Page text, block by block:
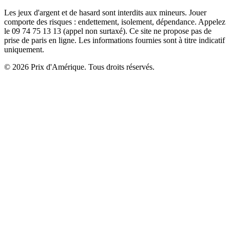
Les jeux d'argent et de hasard sont interdits aux mineurs. Jouer
comporte des risques : endettement, isolement, dépendance. Appelez
le 09 74 75 13 13 (appel non surtaxé). Ce site ne propose pas de
prise de paris en ligne. Les informations fournies sont à titre indicatif
uniquement.
© 2026 Prix d'Amérique. Tous droits réservés.